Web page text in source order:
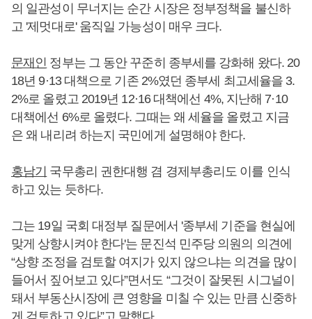
의 일관성이 무너지는 순간 시장은 정부정책을 불신하
고 '제멋대로' 움직일 가능성이 매우 크다.
문재인 정부는 그 동안 꾸준히 종부세를 강화해 왔다. 20
18년 9·13 대책으로 기존 2%였던 종부세 최고세율을 3.
2%로 올렸고 2019년 12·16 대책에선 4%, 지난해 7·10
대책에선 6%로 올렸다. 그때는 왜 세율을 올렸고 지금
은 왜 내리려 하는지 국민에게 설명해야 한다.
홍남기 국무총리 권한대행 겸 경제부총리도 이를 인식
하고 있는 듯하다.
그는 19일 국회 대정부 질문에서 '종부세 기준을 현실에
맞게 상향시켜야 한다'는 문진석 민주당 의원의 의견에
“상향 조정을 검토할 여지가 있지 않으냐는 의견을 많이
들어서 짚어보고 있다”면서도 “그것이 잘못된 시그널이
돼서 부동산시장에 큰 영향을 미칠 수 있는 만큼 신중하